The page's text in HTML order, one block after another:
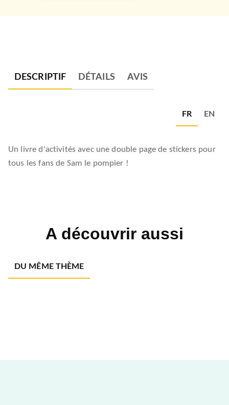
DESCRIPTIF DÉTAILS AVIS
FR EN
Un livre d'activités avec une double page de stickers pour
tous les fans de Sam le pompier !
A découvrir aussi
DU MÊME THÈME